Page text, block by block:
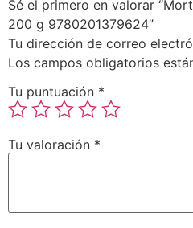
Sé el primero en valorar
200 g 9780201379624”
Tu dirección de correo
Los campos obligatorios
Tu puntuación *
Tu valoración *